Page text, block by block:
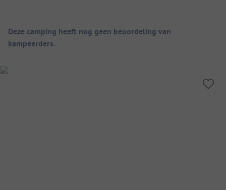
Camping overzicht
Deze camping heeft nog geen beoordeling van
kampeerders.